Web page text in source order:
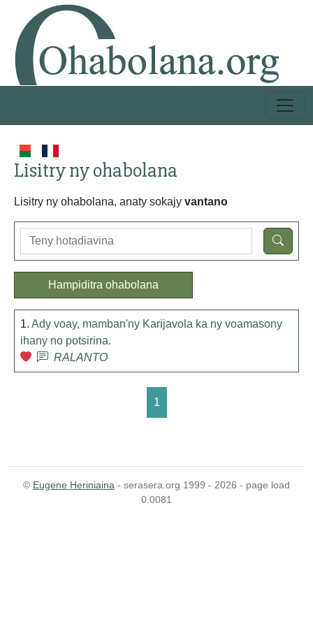
Lisitry ny ohabolana
Lisitry ny ohabolana, anaty sokajy vantano
Hampiditra ohabolana
1. Ady voay, mamban'ny Karijavola ka ny voamasony
ihany no potsirina.
RALANTO
1
© Eugene Heriniaina - serasera.org 1999 - 2026 - page load
0.0081